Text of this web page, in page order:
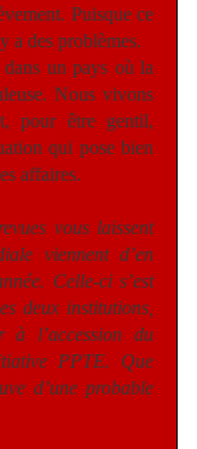
Puisque ce
a des problèmes.
un pays où la
Nous vivons
pour être gentil,
qui pose bien
affaires.
vous laissent
viennent d’en
Celle-ci s’est
deux institutions,
à l’accession du
PPTE. Que
d’une probable